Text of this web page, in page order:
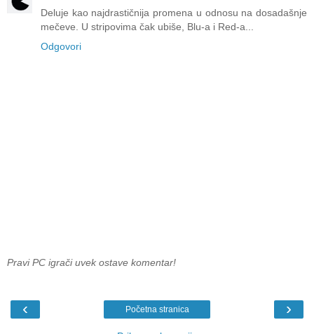
Deluje kao najdrastičnija promena u odnosu na dosadašnje
mečeve. U stripovima čak ubiše, Blu-a i Red-a...
Odgovori
Pravi PC igrači uvek ostave komentar!
‹ ›
Početna stranica